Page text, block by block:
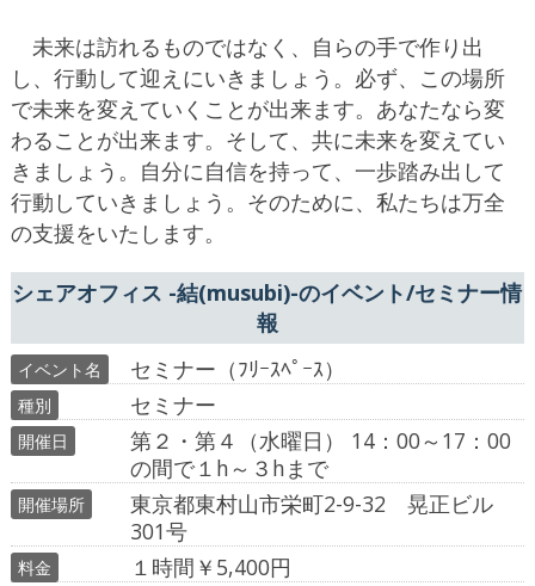
未来は訪れるものではなく、自らの手で作り出
し、行動して迎えにいきましょう。必ず、この場所
で未来を変えていくことが出来ます。あなたなら変
わることが出来ます。そして、共に未来を変えてい
きましょう。自分に自信を持って、一歩踏み出して
行動していきましょう。そのために、私たちは万全
の支援をいたします。
シェアオフィス -結(musubi)-のイベント/セミナー情
報
イベント名 セミナー（ﾌﾘｰｽﾍﾟｰｽ）
種別 セミナー
開催日
第２・第４（水曜日） 14：00～17：00
の間で１h～３hまで
開催場所
東京都東村山市栄町2-9-32 晃正ビル
301号
料金 １時間￥5,400円